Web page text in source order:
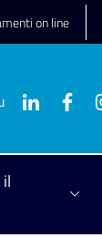
on line